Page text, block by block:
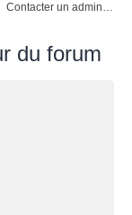
Contacter un administrateur du forum
du forum